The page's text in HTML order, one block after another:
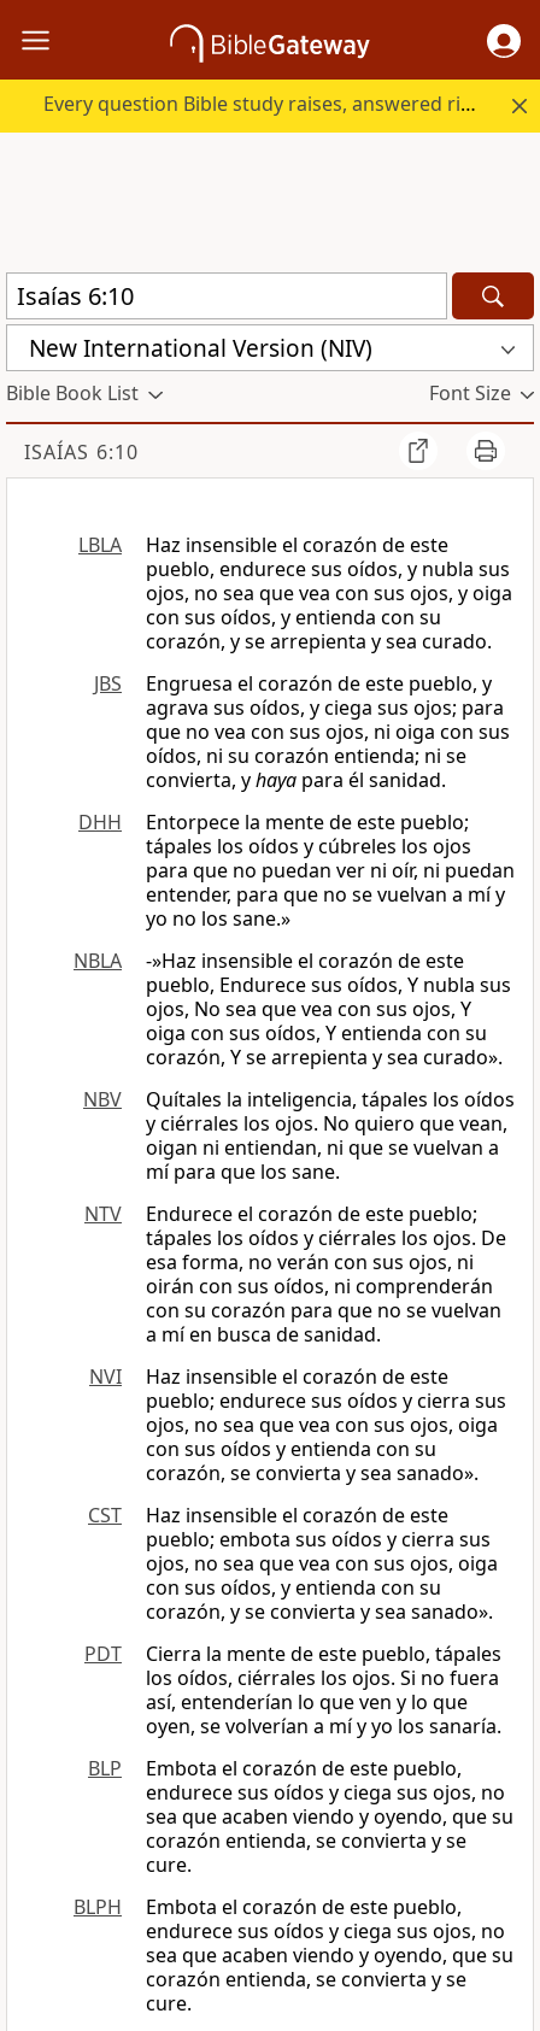
Every question Bible study raises, answered right here.
New International Version (NIV)
Bible Book List Font Size
ISAÍAS 6:10
LBLA
Haz insensible el corazón de este
pueblo, endurece sus oídos, y nubla sus
ojos, no sea que vea con sus ojos, y oiga
con sus oídos, y entienda con su
corazón, y se arrepienta y sea curado.
JBS
Engruesa el corazón de este pueblo, y
agrava sus oídos, y ciega sus ojos; para
que no vea con sus ojos, ni oiga con sus
oídos, ni su corazón entienda; ni se
convierta, yhaya para él sanidad.
DHH
Entorpece la mente de este pueblo;
tápales los oídos y cúbreles los ojos
para que no puedan ver ni oír, ni puedan
entender, para que no se vuelvan a mí y
yo no los sane.»
NBLA
-»Haz insensible el corazón de este
pueblo, Endurece sus oídos, Y nubla sus
ojos, No sea que vea con sus ojos, Y
oiga con sus oídos, Y entienda con su
corazón, Y se arrepienta y sea curado».
NBV
Quítales la inteligencia, tápales los oídos
y ciérrales los ojos. No quiero que vean,
oigan ni entiendan, ni que se vuelvan a
mí para que los sane.
NTV
Endurece el corazón de este pueblo;
tápales los oídos y ciérrales los ojos. De
esa forma, no verán con sus ojos, ni
oirán con sus oídos, ni comprenderán
con su corazón para que no se vuelvan
a mí en busca de sanidad.
NVI
Haz insensible el corazón de este
pueblo; endurece sus oídos y cierra sus
ojos, no sea que vea con sus ojos, oiga
con sus oídos y entienda con su
corazón, se convierta y sea sanado».
CST
Haz insensible el corazón de este
pueblo; embota sus oídos y cierra sus
ojos, no sea que vea con sus ojos, oiga
con sus oídos, y entienda con su
corazón, y se convierta y sea sanado».
PDT
Cierra la mente de este pueblo, tápales
los oídos, ciérrales los ojos. Si no fuera
así, entenderían lo que ven y lo que
oyen, se volverían a mí y yo los sanaría.
BLP
Embota el corazón de este pueblo,
endurece sus oídos y ciega sus ojos, no
sea que acaben viendo y oyendo, que su
corazón entienda, se convierta y se
cure.
BLPH
Embota el corazón de este pueblo,
endurece sus oídos y ciega sus ojos, no
sea que acaben viendo y oyendo, que su
corazón entienda, se convierta y se
cure.